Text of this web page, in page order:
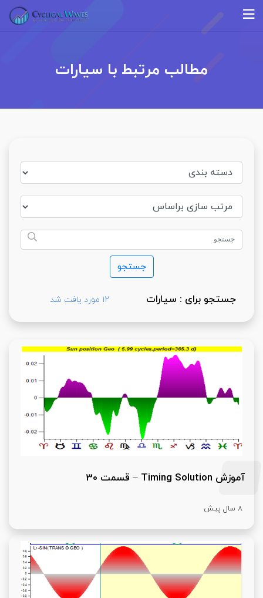
مطالب مرتبط با سیارات
جستجو برای : سیارات 12 مورد یافت شد
آموزش Timing Solution – قسمت 30
8 سال پیش